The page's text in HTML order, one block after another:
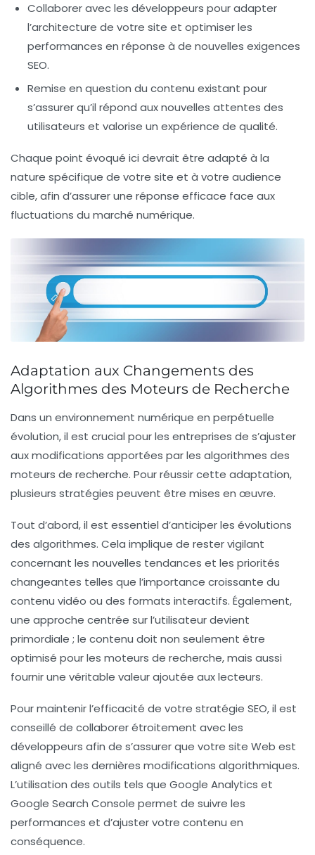
Collaborer avec les développeurs pour adapter
l’architecture de votre site et optimiser les
performances en réponse à de nouvelles exigences
SEO.
Remise en question du contenu existant pour
s’assurer qu’il répond aux nouvelles attentes des
utilisateurs et valorise un expérience de qualité.
Chaque point évoqué ici devrait être adapté à la
nature spécifique de votre site et à votre audience
cible, afin d’assurer une réponse efficace face aux
fluctuations du marché numérique.
Adaptation aux Changements des
Algorithmes des Moteurs de Recherche
Dans un environnement numérique en perpétuelle
évolution, il est crucial pour les entreprises de s’ajuster
aux modifications apportées par les algorithmes des
moteurs de recherche. Pour réussir cette adaptation,
plusieurs stratégies peuvent être mises en œuvre.
Tout d’abord, il est essentiel d’anticiperles évolutions
des algorithmes. Cela implique de rester vigilant
concernant les nouvelles tendances et les priorités
changeantes telles que l’importance croissante du
contenu vidéo ou des formats interactifs. Également,
une approche centrée sur l’utilisateurdevient
primordiale ; le contenu doit non seulement être
optimisé pour les moteurs de recherche, mais aussi
fournir une véritable valeur ajoutée aux lecteurs.
Pour maintenir l’efficacité de votre stratégie SEO, il est
conseillé de collaborer étroitement avec les
développeurs afin de s’assurer que votre site Web est
aligné avec les dernières modifications algorithmiques.
L’utilisation des outils tels que Google Analytics et
Google Search Console permet de suivre les
performances et d’ajuster votre contenu en
conséquence.